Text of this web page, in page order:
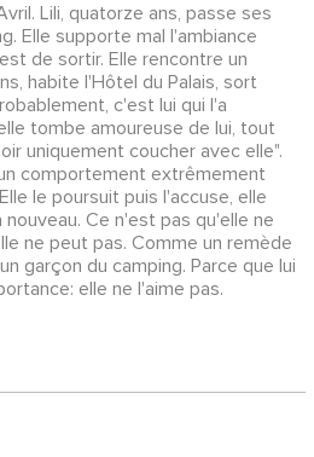
Lili, quatorze ans, passe ses
Elle supporte mal l'ambiance
de sortir. Elle rencontre un
habite l'Hôtel du Palais, sort
c'est lui qui l'a
tombe amoureuse de lui, tout
uniquement coucher avec elle".
comportement extrêmement
le poursuit puis l'accuse, elle
Ce n'est pas qu'elle ne
ne peut pas. Comme un remède
garçon du camping. Parce que lui
elle ne l'aime pas.